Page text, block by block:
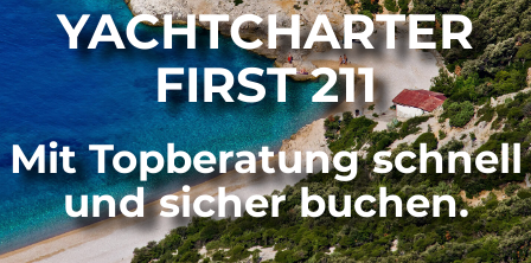
YACHTCHARTER
FIRST 211
Mit Topberatung schnell
und sicher buchen.